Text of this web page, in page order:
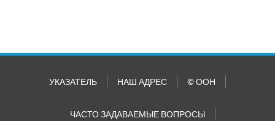
УКАЗАТЕЛЬ НАШ АДРЕС © ООН
ЧАСТО ЗАДАВАЕМЫЕ ВОПРОСЫ